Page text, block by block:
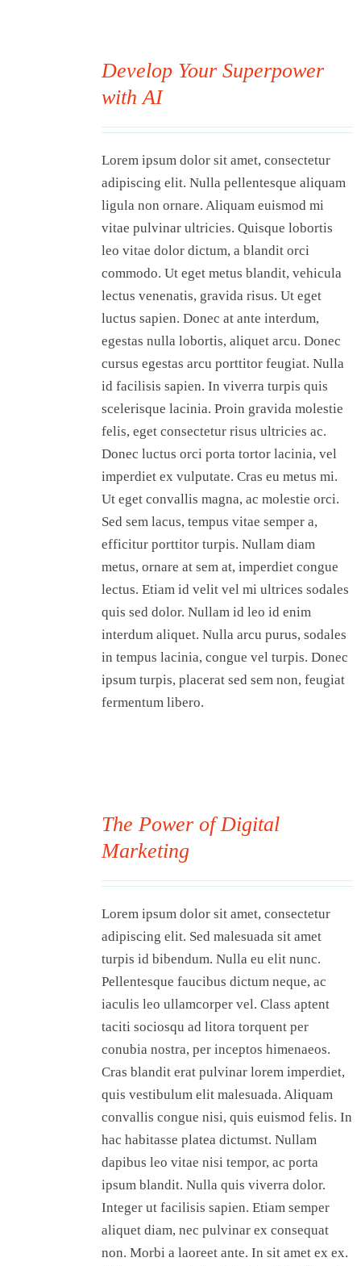
Develop Your Superpower
with AI
Lorem ipsum dolor sit amet, consectetur
adipiscing elit. Nulla pellentesque aliquam
ligula non ornare. Aliquam euismod mi
vitae pulvinar ultricies. Quisque lobortis
leo vitae dolor dictum, a blandit orci
commodo. Ut eget metus blandit, vehicula
lectus venenatis, gravida risus. Ut eget
luctus sapien. Donec at ante interdum,
egestas nulla lobortis, aliquet arcu. Donec
cursus egestas arcu porttitor feugiat. Nulla
id facilisis sapien. In viverra turpis quis
scelerisque lacinia. Proin gravida molestie
felis, eget consectetur risus ultricies ac.
Donec luctus orci porta tortor lacinia, vel
imperdiet ex vulputate. Cras eu metus mi.
Ut eget convallis magna, ac molestie orci.
Sed sem lacus, tempus vitae semper a,
efficitur porttitor turpis. Nullam diam
metus, ornare at sem at, imperdiet congue
lectus. Etiam id velit vel mi ultrices sodales
quis sed dolor. Nullam id leo id enim
interdum aliquet. Nulla arcu purus, sodales
in tempus lacinia, congue vel turpis. Donec
ipsum turpis, placerat sed sem non, feugiat
fermentum libero.
The Power of Digital
Marketing
Lorem ipsum dolor sit amet, consectetur
adipiscing elit. Sed malesuada sit amet
turpis id bibendum. Nulla eu elit nunc.
Pellentesque faucibus dictum neque, ac
iaculis leo ullamcorper vel. Class aptent
taciti sociosqu ad litora torquent per
conubia nostra, per inceptos himenaeos.
Cras blandit erat pulvinar lorem imperdiet,
quis vestibulum elit malesuada. Aliquam
convallis congue nisi, quis euismod felis. In
hac habitasse platea dictumst. Nullam
dapibus leo vitae nisi tempor, ac porta
ipsum blandit. Nulla quis viverra dolor.
Integer ut facilisis sapien. Etiam semper
aliquet diam, nec pulvinar ex consequat
non. Morbi a laoreet ante. In sit amet ex ex.